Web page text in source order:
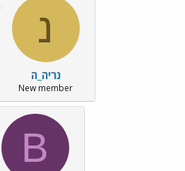
נ
נריה_ה
New member
B